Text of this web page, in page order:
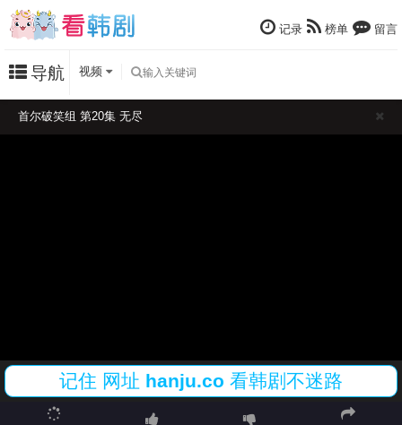
记录 榜单 留言
导航 视频
首尔破笑组 第20集 无尽
记住 网址 hanju.co 看韩剧不迷路